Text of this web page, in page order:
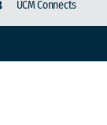
UCM Connects